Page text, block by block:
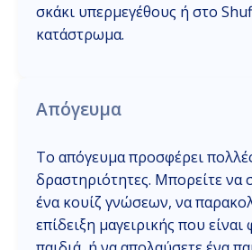
σκάκι υπερμεγέθους ή στο
κατάστρωμα.
Απόγευμα
Το απόγευμα προσφέρει
δραστηριότητες. Μπορείτε να
ένα κουίζ γνώσεων, να
επίδειξη μαγειρικής που είναι